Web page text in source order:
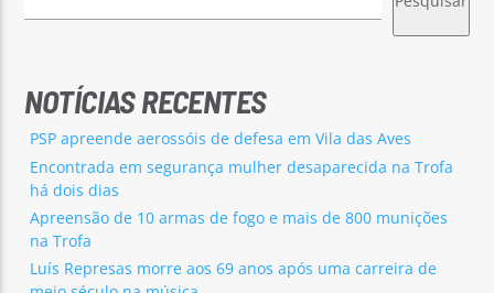
NOTÍCIAS RECENTES
PSP apreende aerossóis de defesa em Vila das Aves
Encontrada em segurança mulher desaparecida na Trofa
há dois dias
Apreensão de 10 armas de fogo e mais de 800 munições
na Trofa
Luís Represas morre aos 69 anos após uma carreira de